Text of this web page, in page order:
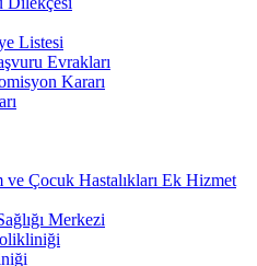
Listesi
Evrakları
Kararı
ve Çocuk Hastalıkları Ek Hizmet
Merkezi